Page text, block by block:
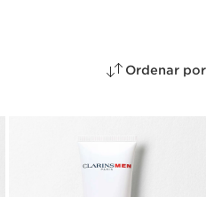
Ordenar por